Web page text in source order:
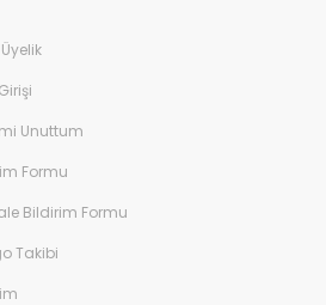
Unuttum
Formu
Bildirim Formu
Takibi